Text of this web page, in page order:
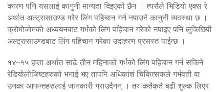
कारण पनि यसलाई कानुनी मान्यता दिइएको छैन । त्यसैले भिडियो एक्स रे
अर्थात अल्ट्रासाउण्ड गरेर लिंग पहिचान गर्न नपाउने कानुनी व्यवस्था छ ।
क्रोमोजोमको अध्ययनबाट गर्भको लिंग पहिचान गरेको नपाइए पनि लुकिछिपी
अल्ट्रासाउण्डबाट लिंग पहिचान गरेका उदाहरण प्रसस्त पाईन्छ ।
१४–१५ हप्ता अर्थात साढे तीन महिनाको गर्भको लिंग पहिचान गर्न सकिने
रेडियोलोजिष्टहरुको भनाई भए तापनि अधिकांशं चिकित्सकले गर्भवती वा
उनका आफन्तहरुलाई जानकारी गराउदैनन् । तर कतैकतै बढी शुल्क लिएर